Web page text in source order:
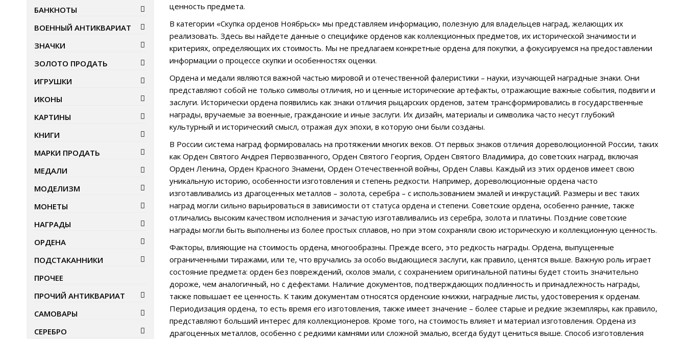
ценность предмета.
В категории «Скупка орденов Ноябрьск» мы представляем информацию, полезную для владельцев наград, желающих их
реализовать. Здесь вы найдете данные о специфике орденов как коллекционных предметов, их исторической значимости и
критериях, определяющих их стоимость. Мы не предлагаем конкретные ордена для покупки, а фокусируемся на предоставлении
информации о процессе скупки и особенностях оценки.
Ордена и медали являются важной частью мировой и отечественной фалеристики – науки, изучающей наградные знаки. Они
представляют собой не только символы отличия, но и ценные исторические артефакты, отражающие важные события, подвиги и
заслуги. Исторически ордена появились как знаки отличия рыцарских орденов, затем трансформировались в государственные
награды, вручаемые за военные, гражданские и иные заслуги. Их дизайн, материалы и символика часто несут глубокий
культурный и исторический смысл, отражая дух эпохи, в которую они были созданы.
В России система наград формировалась на протяжении многих веков. От первых знаков отличия дореволюционной России, таких
как Орден Святого Андрея Первозванного, Орден Святого Георгия, Орден Святого Владимира, до советских наград, включая
Орден Ленина, Орден Красного Знамени, Орден Отечественной войны, Орден Славы. Каждый из этих орденов имеет свою
уникальную историю, особенности изготовления и степень редкости. Например, дореволюционные ордена часто
изготавливались из драгоценных металлов – золота, серебра – с использованием эмалей и инкрустаций. Размеры и вес таких
наград могли сильно варьироваться в зависимости от статуса ордена и степени. Советские ордена, особенно ранние, также
отличались высоким качеством исполнения и зачастую изготавливались из серебра, золота и платины. Поздние советские
награды могли быть выполнены из более простых сплавов, но при этом сохраняли свою историческую и коллекционную ценность.
Факторы, влияющие на стоимость ордена, многообразны. Прежде всего, это редкость награды. Ордена, выпущенные
ограниченными тиражами, или те, что вручались за особо выдающиеся заслуги, как правило, ценятся выше. Важную роль играет
состояние предмета: орден без повреждений, сколов эмали, с сохранением оригинальной патины будет стоить значительно
дороже, чем аналогичный, но с дефектами. Наличие документов, подтверждающих подлинность и принадлежность награды,
также повышает ее ценность. К таким документам относятся орденские книжки, наградные листы, удостоверения к орденам.
Периодизация ордена, то есть время его изготовления, также имеет значение – более старые и редкие экземпляры, как правило,
представляют больший интерес для коллекционеров. Кроме того, на стоимость влияет и материал изготовления. Ордена из
драгоценных металлов, особенно с редкими камнями или сложной эмалью, всегда будут цениться выше. Способ изготовления
БАНКНОТЫ
ВОЕННЫЙ АНТИКВАРИАТ
ЗНАЧКИ
ЗОЛОТО ПРОДАТЬ
ИГРУШКИ
ИКОНЫ
КАРТИНЫ
КНИГИ
МАРКИ ПРОДАТЬ
МЕДАЛИ
МОДЕЛИЗМ
МОНЕТЫ
НАГРАДЫ
ОРДЕНА
ПОДСТАКАННИКИ
ПРОЧЕЕ
ПРОЧИЙ АНТИКВАРИАТ
САМОВАРЫ
СЕРЕБРО